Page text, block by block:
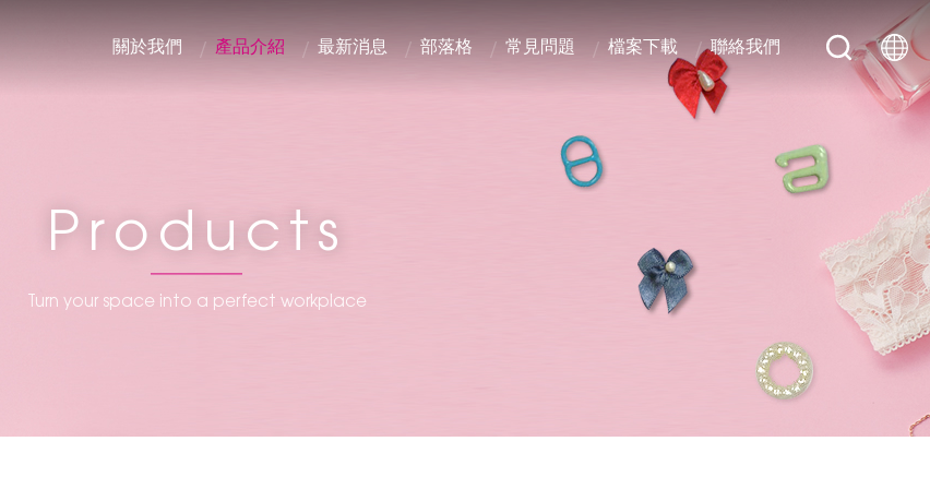
關於我們 產品介紹 最新消息 部落格 常見問題 檔案下載 聯絡我們
Products
Turn your space into a perfect workplace